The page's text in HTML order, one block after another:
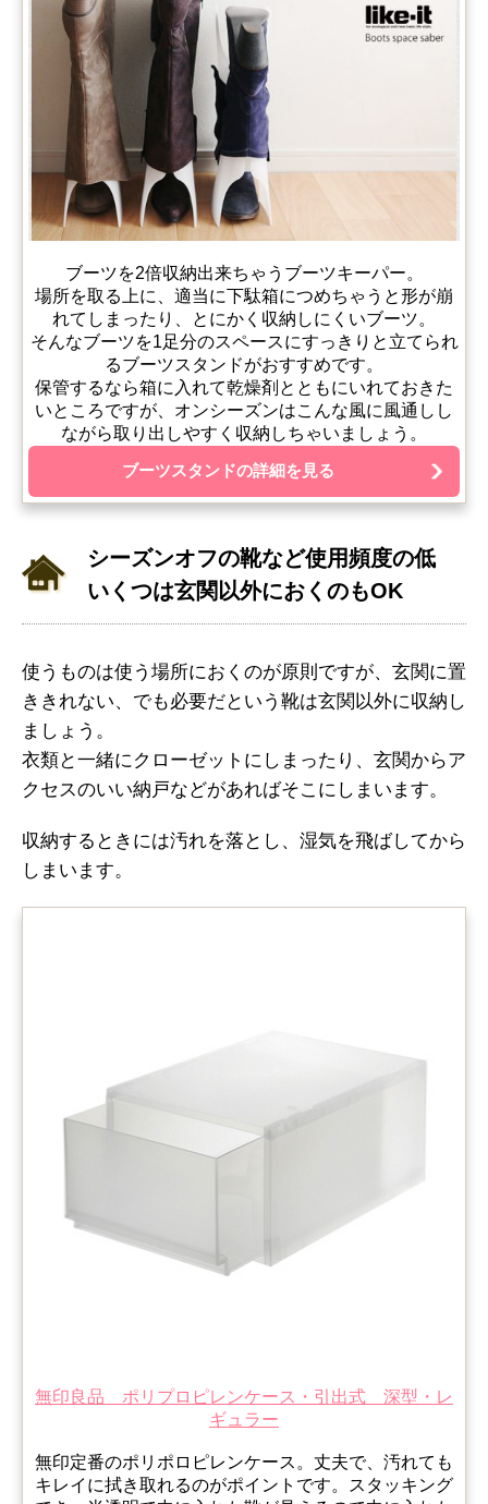
ブーツを2倍収納出来ちゃうブーツキーパー。
場所を取る上に、適当に下駄箱につめちゃうと形が崩
れてしまったり、とにかく収納しにくいブーツ。
そんなブーツを1足分のスペースにすっきりと立てられ
るブーツスタンドがおすすめです。
保管するなら箱に入れて乾燥剤とともにいれておきた
いところですが、オンシーズンはこんな風に風通しし
ながら取り出しやすく収納しちゃいましょう。
ブーツスタンドの詳細を見る
シーズンオフの靴など使用頻度の低
いくつは玄関以外におくのもOK
使うものは使う場所におくのが原則ですが、玄関に置
ききれない、でも必要だという靴は玄関以外に収納し
ましょう。
衣類と一緒にクローゼットにしまったり、玄関からア
クセスのいい納戸などがあればそこにしまいます。
収納するときには汚れを落とし、湿気を飛ばしてから
しまいます。
無印良品 ポリプロピレンケース・引出式 深型・レ
ギュラー
無印定番のポリポロピレンケース。丈夫で、汚れても
キレイに拭き取れるのがポイントです。スタッキング